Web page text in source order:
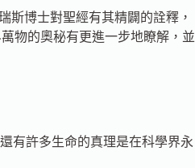
斯博士對聖經有其精闢的詮釋，
物的奧秘有更進一步地瞭解，並
有許多生命的真理是在科學界永